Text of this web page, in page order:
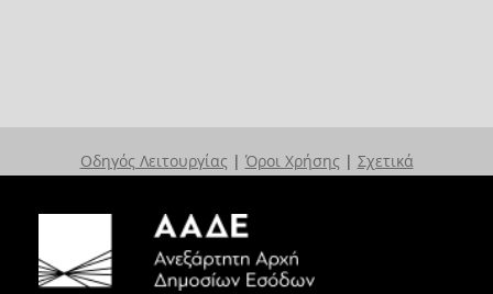
Οδηγός Λειτουργίας | Όροι Χρήσης | Σχετικά